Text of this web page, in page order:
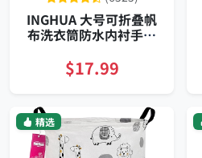
INGHUA 大号可折叠帆
布洗衣筒防水内衬手提
$17.99
精选